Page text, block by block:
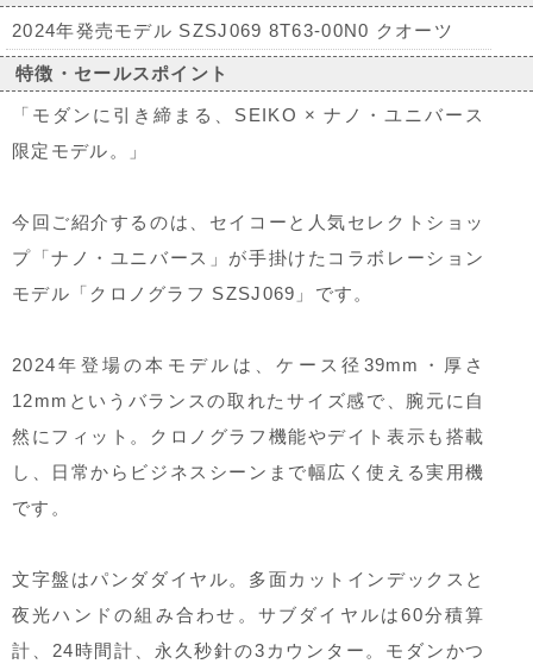
2024年発売モデル SZSJ069 8T63-00N0 クオーツ
特徴・セールスポイント
「モダンに引き締まる、SEIKO × ナノ・ユニバース
限定モデル。」
今回ご紹介するのは、セイコーと人気セレクトショッ
プ「ナノ・ユニバース」が手掛けたコラボレーション
モデル「クロノグラフ SZSJ069」です。
2024年登場の本モデルは、ケース径39mm・厚さ
12mmというバランスの取れたサイズ感で、腕元に自
然にフィット。クロノグラフ機能やデイト表示も搭載
し、日常からビジネスシーンまで幅広く使える実用機
です。
文字盤はパンダダイヤル。多面カットインデックスと
夜光ハンドの組み合わせ。サブダイヤルは60分積算
計、24時間計、永久秒針の3カウンター。モダンかつ